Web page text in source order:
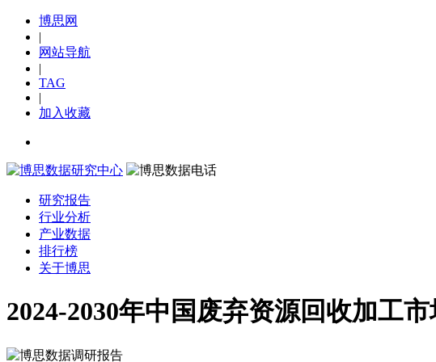
博思网
|
网站导航
|
TAG
|
加入收藏
研究报告
行业分析
产业数据
排行榜
关于博思
2024-2030年中国废弃资源回收加工